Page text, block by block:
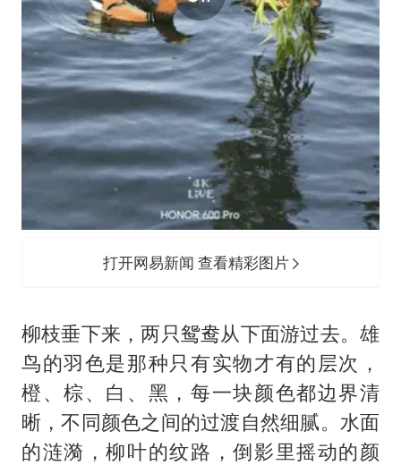
打开网易新闻 查看精彩图片
柳枝垂下来，两只鸳鸯从下面游过去。雄
鸟的羽色是那种只有实物才有的层次，
橙、棕、白、黑，每一块颜色都边界清
晰，不同颜色之间的过渡自然细腻。水面
的涟漪，柳叶的纹路，倒影里摇动的颜